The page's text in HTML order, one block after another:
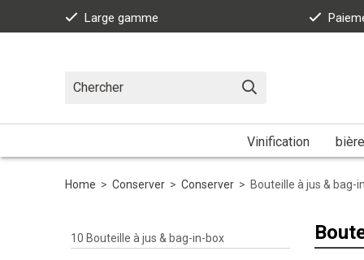
Large gamme
Vinification bière
Home > Conserver > Conserver > Bouteille à jus & bag-
10 Bouteille à jus & bag-in-box